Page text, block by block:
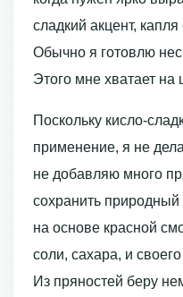
сладкий акцент,
Обычно я готовлю
Этого мне хватает на
Поскольку кисло-
применение, я не
не добавляю много
сохранить природный
на основе красной
соли, сахара, и
Из пряностей беру